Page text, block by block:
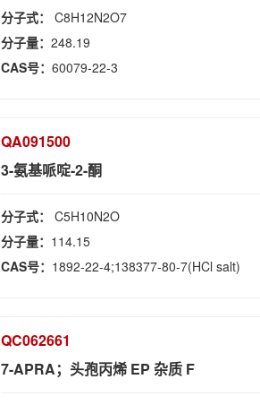
分子式：C8H12N2O7
分子量：248.19
CAS号：60079-22-3
QA091500
3-氨基哌啶-2-酮
分子式：C5H10N2O
分子量： 114.15
CAS号： 1892-22-4;138377-80-7(HCl salt)
QC062661
7-APRA；头孢丙烯 EP 杂质 F